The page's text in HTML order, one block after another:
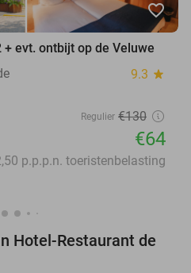
favorite_border
evt. ontbijt op de Veluwe
9.3 star
Regulier €130
€64
p.p.p.n. toeristenbelasting
Hotel-Restaurant de